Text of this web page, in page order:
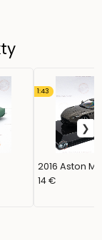
2016 Aston
1:43
14 €